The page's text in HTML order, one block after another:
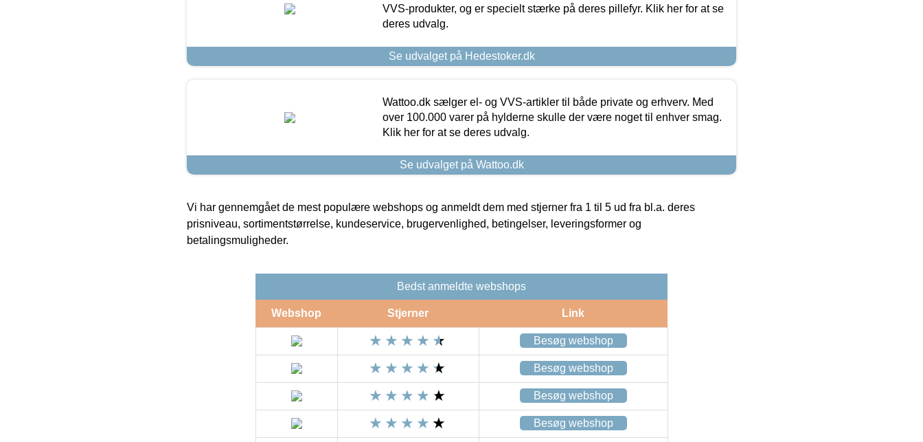
VVS-produkter, og er specielt stærke på deres pillefyr. Klik her for at se
deres udvalg.
Se udvalget på Hedestoker.dk
Wattoo.dk sælger el- og VVS-artikler til både private og erhverv. Med
over 100.000 varer på hylderne skulle der være noget til enhver smag.
Klik her for at se deres udvalg.
Se udvalget på Wattoo.dk
Vi har gennemgået de mest populære webshops og anmeldt dem med stjerner fra 1 til 5 ud fra bl.a. deres
prisniveau, sortimentstørrelse, kundeservice, brugervenlighed, betingelser, leveringsformer og
betalingsmuligheder.
Bedst anmeldte webshops
Webshop Stjerner Link
Besøg webshop
Besøg webshop
Besøg webshop
Besøg webshop